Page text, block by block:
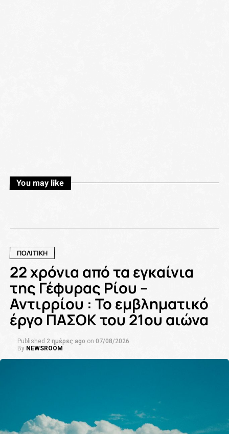
You may like
ΠΟΛΙΤΙΚΗ
22 χρόνια από τα εγκαίνια
της Γέφυρας Ρίου –
Αντιρρίου : Το εμβληματικό
έργο ΠΑΣΟΚ του 21ου αιώνα
Published 2 ημέρες ago on 07/08/2026
By NEWSROOM